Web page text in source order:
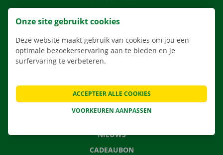
ONZE DIENSTEN
LOCATIES
APP
VERHUISOPLOSSINGEN
CONTACTEER ONS
NIEUWS
CADEAUBON
Onze site gebruikt cookies
Deze website maakt gebruik van cookies om jou een
optimale bezoekerservaring aan te bieden en je
surfervaring te verbeteren.
VOORKEUREN AANPASSEN
ACCEPTEER ALLE COOKIES